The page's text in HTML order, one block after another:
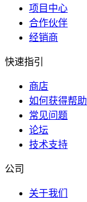
项目中心
合作伙伴
经销商
快速指引
商店
如何获得帮助
常见问题
论坛
技术支持
公司
关于我们